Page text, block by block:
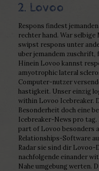
2. Lovoo
Respons findest
rechter hand. War
swipst respons unter
uber jemandem zuschrift,
Hinein Lovoo kannst
amyotrophic lateral
Computer-nutzer
hastigkeit. Unser einzig
within Lovoo Icebreaker.
Besonderheit doch eine
Icebreaker-News pro tag.
part of Lovoo besonders
Relationships-Software
Radar sie sind dir Lovoo-
nachfolgende einander
Nahe umgebung werten.